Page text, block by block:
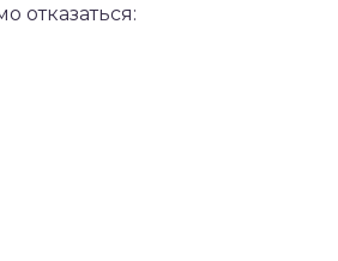
отказаться: